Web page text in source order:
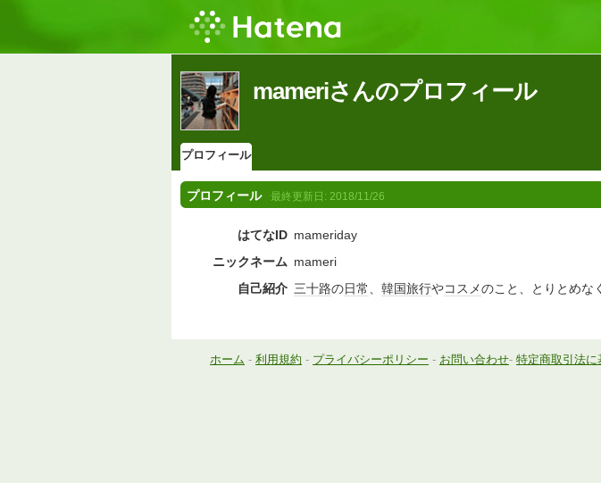
mameriさんのプロフィール
プロフィール
プロフィール 最終更新日: 2018/11/26
はてなID mameriday
ニックネーム mameri
自己紹介 三十路の日常、 韓国旅行やコスメのこと、とりとめな
ホーム - 利用規約 - プライバシーポリシー - お問い合わせ- 特定商取引法に